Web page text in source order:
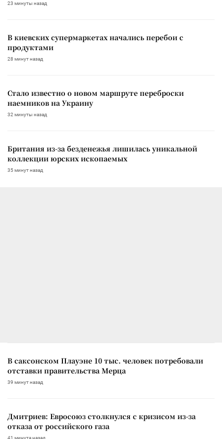
23 минуты назад
В киевских супермаркетах начались перебои с
продуктами
28 минут назад
Стало известно о новом маршруте переброски
наемников на Украину
32 минуты назад
Британия из-за безденежья лишилась уникальной
коллекции юрских ископаемых
35 минут назад
В саксонском Плауэне 10 тыс. человек потребовали
отставки правительства Мерца
39 минут назад
Дмитриев: Евросоюз столкнулся с кризисом из-за
отказа от российского газа